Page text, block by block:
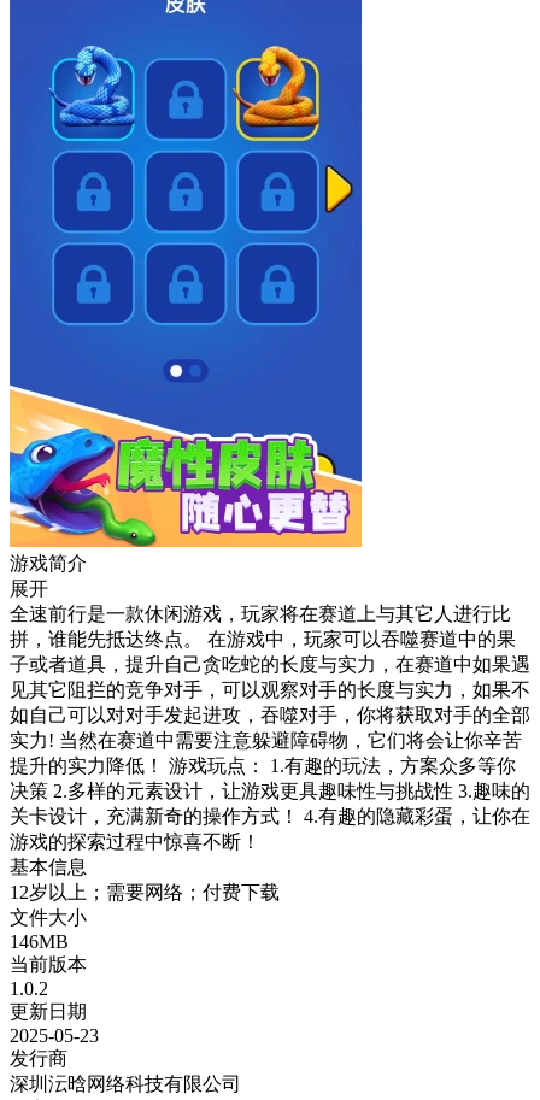
游戏简介
展开
全速前行是一款休闲游戏，玩家将在赛道上与其它人进行比
拼，谁能先抵达终点。 在游戏中，玩家可以吞噬赛道中的果
子或者道具，提升自己贪吃蛇的长度与实力，在赛道中如果遇
见其它阻拦的竞争对手，可以观察对手的长度与实力，如果不
如自己可以对对手发起进攻，吞噬对手，你将获取对手的全部
实力! 当然在赛道中需要注意躲避障碍物，它们将会让你辛苦
提升的实力降低！ 游戏玩点： 1.有趣的玩法，方案众多等你
决策 2.多样的元素设计，让游戏更具趣味性与挑战性 3.趣味的
关卡设计，充满新奇的操作方式！ 4.有趣的隐藏彩蛋，让你在
游戏的探索过程中惊喜不断！
基本信息
12岁以上；需要网络；付费下载
文件大小
146MB
当前版本
1.0.2
更新日期
2025-05-23
发行商
深圳沄晗网络科技有限公司